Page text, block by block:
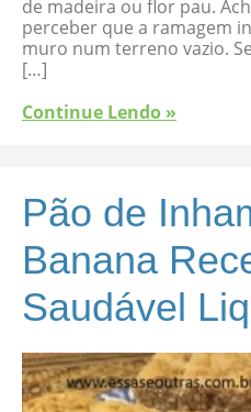
de madeira ou flor pau.
perceber que a ramagem
muro num terreno vazio.
[…]
Continue Lendo »
Pão de
Banana
Saudável